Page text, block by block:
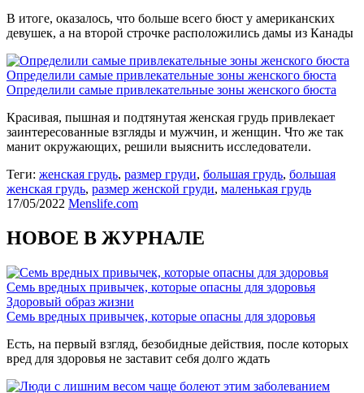
В итоге, оказалось, что больше всего бюст у американских
девушек, а на второй строчке расположились дамы из Канады
Определили самые привлекательные зоны женского бюста
Определили самые привлекательные зоны женского бюста
Красивая, пышная и подтянутая женская грудь привлекает
заинтересованные взгляды и мужчин, и женщин. Что же так
манит окружающих, решили выяснить исследователи.
Теги: женская грудь, размер груди, большая грудь, большая
женская грудь, размер женской груди, маленькая грудь
17/05/2022 Menslife.com
НОВОЕ В ЖУРНАЛЕ
Семь вредных привычек, которые опасны для здоровья
Здоровый образ жизни
Семь вредных привычек, которые опасны для здоровья
Есть, на первый взгляд, безобидные действия, после которых
вред для здоровья не заставит себя долго ждать